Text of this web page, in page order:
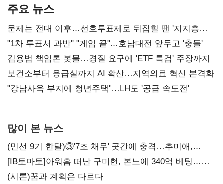
주요 뉴스
문제는 전대 이후…선호투표제로 뒤집힐 땐 '지지층
불복'
"1차 투표서 과반" "게임 끝"…호남대전 앞두고 '충돌'
김용범 책임론 봇물…경질 요구에 'ETF 특검' 주장까지
보건소부터 응급실까지 AI 확산…지역의료 혁신 본격화
"강남사옥 부지에 청년주택"…LH도 '공급 속도전'
많이 본 뉴스
(민선 9기 한달)③'7조 채무' 곳간에 충격…추미애,
20년만에 '비상재정' 선언 승부수
[IB토마토]아워홈 떠난 구미현, 본느에 340억 베팅…
가족 지배체제 구축
(시론)꿈과 계획은 다르다